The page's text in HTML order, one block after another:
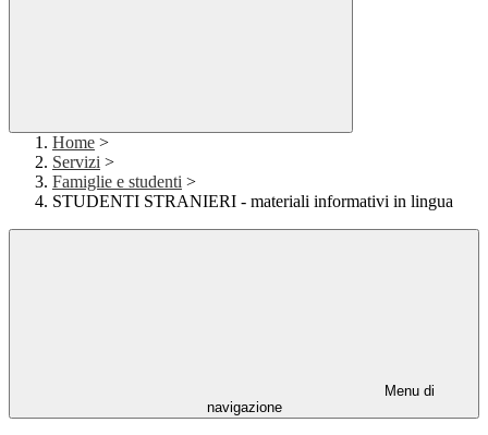
Home >
Servizi >
Famiglie e studenti >
STUDENTI STRANIERI - materiali informativi in lingua
Menu di
navigazione